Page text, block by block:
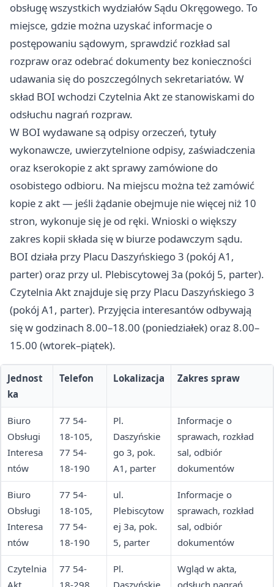
obsługę wszystkich wydziałów Sądu Okręgowego. To
miejsce, gdzie można uzyskać informacje o
postępowaniu sądowym, sprawdzić rozkład sal
rozpraw oraz odebrać dokumenty bez konieczności
udawania się do poszczególnych sekretariatów. W
skład BOI wchodzi Czytelnia Akt ze stanowiskami do
odsłuchu nagrań rozpraw.
W BOI wydawane są odpisy orzeczeń, tytuły
wykonawcze, uwierzytelnione odpisy, zaświadczenia
oraz kserokopie z akt sprawy zamówione do
osobistego odbioru. Na miejscu można też zamówić
kopie z akt — jeśli żądanie obejmuje nie więcej niż 10
stron, wykonuje się je od ręki. Wnioski o większy
zakres kopii składa się w biurze podawczym sądu.
BOI działa przy Placu Daszyńskiego 3 (pokój A1,
parter) oraz przy ul. Plebiscytowej 3a (pokój 5, parter).
Czytelnia Akt znajduje się przy Placu Daszyńskiego 3
(pokój A1, parter). Przyjęcia interesantów odbywają
się w godzinach 8.00–18.00 (poniedziałek) oraz 8.00–
15.00 (wtorek–piątek).
Jednost
ka
Telefon Lokalizacja Zakres spraw
Biuro
Obsługi
Interesa
ntów
77 54-
18-105,
77 54-
18-190
Pl.
Daszyńskie
go 3, pok.
A1, parter
Informacje o
sprawach, rozkład
sal, odbiór
dokumentów
Biuro
Obsługi
Interesa
ntów
77 54-
18-105,
77 54-
18-190
ul.
Plebiscytow
ej 3a, pok.
5, parter
Informacje o
sprawach, rozkład
sal, odbiór
dokumentów
Czytelnia
77 54-
Pl.
Wgląd w akta,